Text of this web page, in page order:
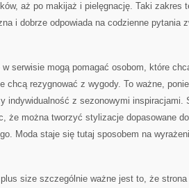
aż po makijaż i pielęgnację. Taki zakres
i dobrze odpowiada na codzienne pytania
serwisie mogą pomagać osobom, które
chcą rezygnować z wygody. To ważne,
indywidualność z sezonowymi inspiracjami.
że można tworzyć stylizacje dopasowane
Moda staje się tutaj sposobem na
size szczególnie ważne jest to, że strona